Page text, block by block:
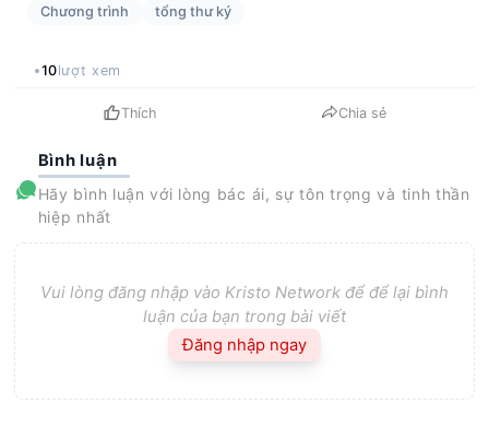
Chương trình
tổng thư ký
10lượt xem
Thích Chia sẻ
Bình luận
Hãy bình luận với lòng bác ái, sự tôn trọng và tinh thần
hiệp nhất
Vui lòng đăng nhập vào Kristo Network để để lại bình
luận của bạn trong bài viết
Đăng nhập ngay